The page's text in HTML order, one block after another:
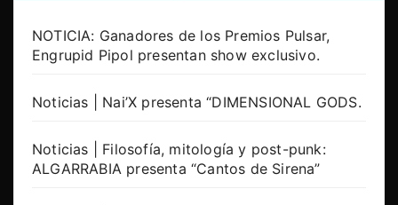
NOTICIA: Ganadores de los Premios Pulsar,
Engrupid Pipol presentan show exclusivo.
Noticias | Nai’X presenta “DIMENSIONAL GODS.
Noticias | Filosofía, mitología y post-punk:
ALGARRABIA presenta “Cantos de Sirena”